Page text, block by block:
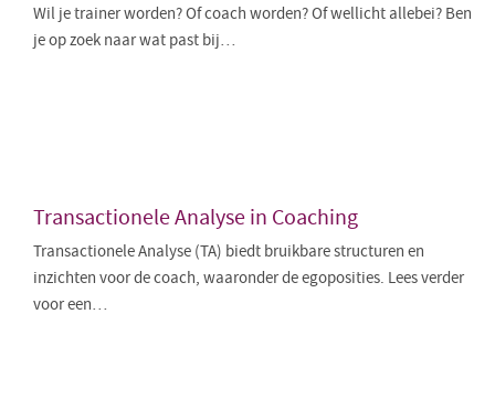
Wil je trainer worden? Of coach worden? Of wellicht allebei? Ben
je op zoek naar wat past bij…
Transactionele Analyse in Coaching
Transactionele Analyse (TA) biedt bruikbare structuren en
inzichten voor de coach, waaronder de egoposities. Lees verder
voor een…